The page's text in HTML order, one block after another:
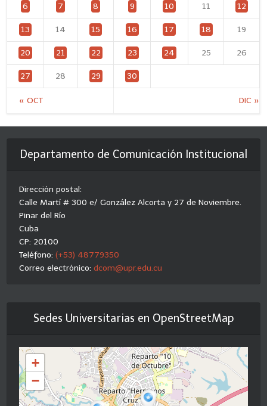
« OCT DIC »
6 7 8 9 10 11 12
13 14 15 16 17 18 19
20 21 22 23 24 25 26
27 28 29 30
Departamento de Comunicación Institucional
Dirección postal:
Calle Martí # 300 e/ González Alcorta y 27 de Noviembre.
Pinar del Río
Cuba
CP: 20100
Teléfono:(+53) 48779350
Correo electrónico:dcom@upr.edu.cu
Sedes Universitarias en OpenStreetMap
+
−